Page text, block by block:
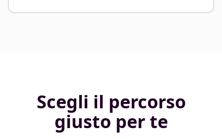
Scegli il percorso
giusto per te